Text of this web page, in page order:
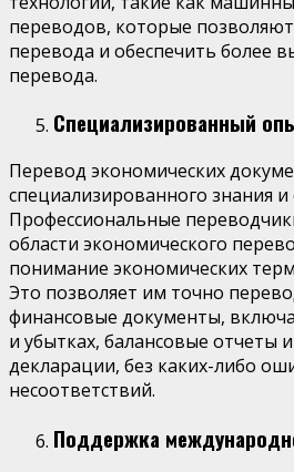
переводов, которые
перевода и обеспечить более
перевода.
Специализированный
Перевод экономических
специализированного знания и
Профессиональные
области экономического
понимание экономических
Это позволяет им точно
финансовые документы,
и убытках, балансовые отчеты
декларации, без каких-либо
несоответствий.
Поддержка